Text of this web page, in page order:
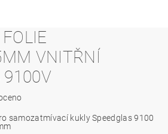
VNITŘNÍ
9100V
samozatmívací kukly Speedglas 9100